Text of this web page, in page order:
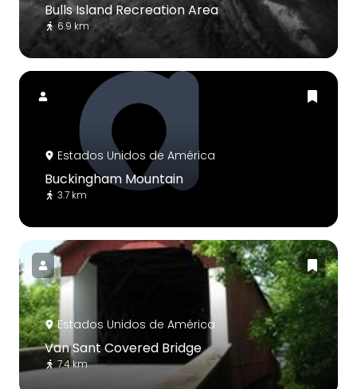
Bulls Island Recreation Area
6.9 km
Estados Unidos de América
Buckingham Mountain
3.7 km
Estados Unidos de América
Van Sant Covered Bridge
7.4 km